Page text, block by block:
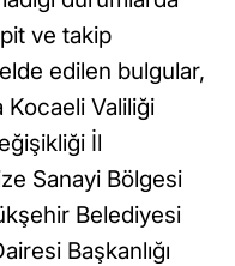
ve takip
edilen bulgular,
Valiliği
İl
Sanayi Bölgesi
Belediyesi
Başkanlığı